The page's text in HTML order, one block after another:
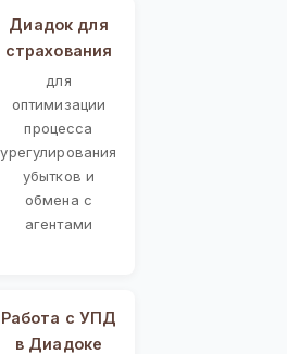
Диадок для
страхования
для
оптимизации
процесса
урегулирования
убытков и
обмена с
агентами
Работа с УПД
в Диадоке